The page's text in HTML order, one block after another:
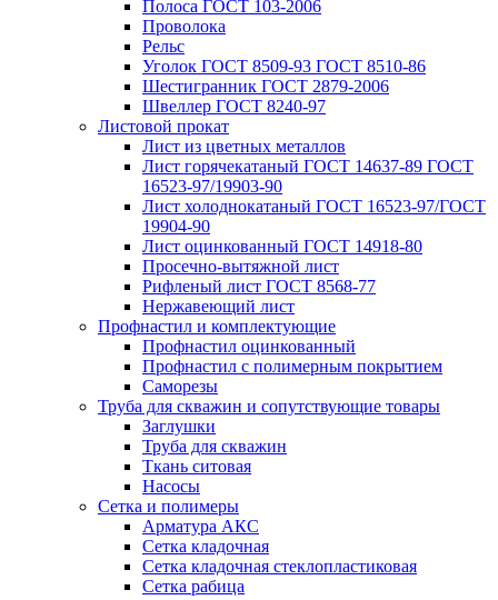
Полоса ГОСТ 103-2006
Проволока
Рельс
Уголок ГОСТ 8509-93 ГОСТ 8510-86
Шестигранник ГОСТ 2879-2006
Швеллер ГОСТ 8240-97
Листовой прокат
Лист из цветных металлов
Лист горячекатаный ГОСТ 14637-89 ГОСТ
16523-97/19903-90
Лист холоднокатаный ГОСТ 16523-97/ГОСТ
19904-90
Лист оцинкованный ГОСТ 14918-80
Просечно-вытяжной лист
Рифленый лист ГОСТ 8568-77
Нержавеющий лист
Профнастил и комплектующие
Профнастил оцинкованный
Профнастил с полимерным покрытием
Саморезы
Труба для скважин и сопутствующие товары
Заглушки
Труба для скважин
Ткань ситовая
Насосы
Сетка и полимеры
Арматура АКС
Сетка кладочная
Сетка кладочная стеклопластиковая
Сетка рабица